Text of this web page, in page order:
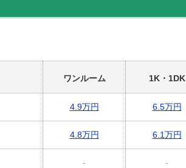
ワンルーム 1K・1DK
4.9万円 6.5万円
4.8万円 6.1万円
- -